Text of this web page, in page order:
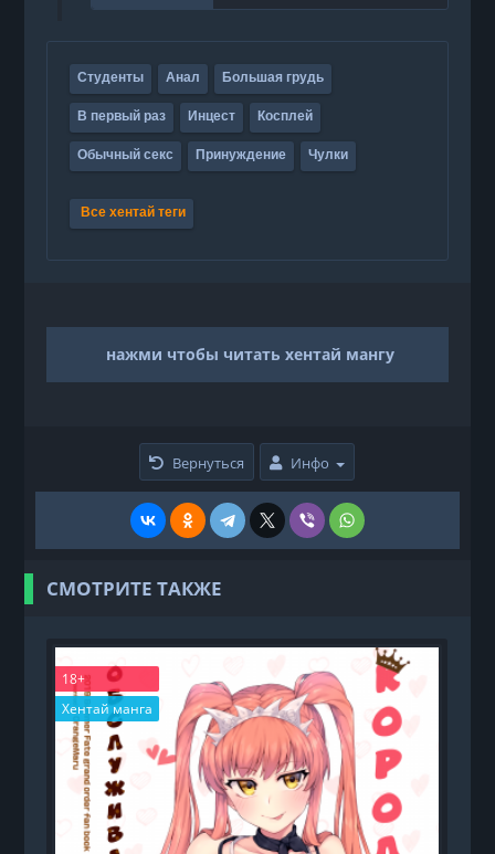
Студенты Анал Большая грудь
В первый раз Инцест Косплей
Обычный секс Принуждение Чулки
Все хентай теги
нажми чтобы читать хентай мангу
Вернуться Инфо
СМОТРИТЕ ТАКЖЕ
18+
Хентай манга